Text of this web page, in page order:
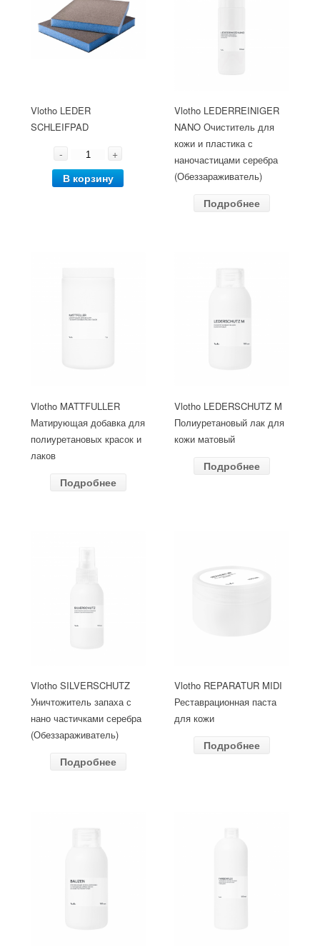
Vlotho LEDER
SCHLEIFPAD
-
+
В корзину
Vlotho LEDERREINIGER
NANO Очиститель для
кожи и пластика с
наночастицами серебра
(Обеззараживатель)
Подробнее
Vlotho MATTFULLER
Матирующая добавка для
полиуретановых красок и
лаков
Подробнее
Vlotho LEDERSCHUTZ M
Полиуретановый лак для
кожи матовый
Подробнее
Vlotho SILVERSCHUTZ
Уничтожитель запаха с
нано частичками серебра
(Обеззараживатель)
Подробнее
Vlotho REPARATUR MIDI
Реставрационная паста
для кожи
Подробнее